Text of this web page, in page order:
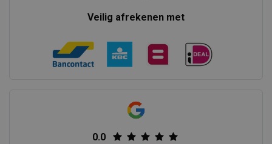
Veilig afrekenen met
0.0